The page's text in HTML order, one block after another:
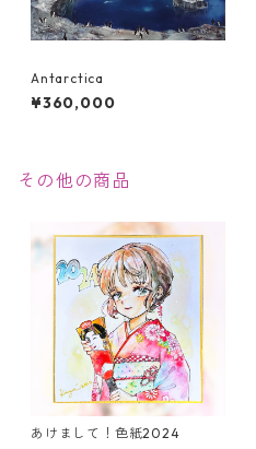
Antarctica
¥360,000
その他の商品
あけまして！色紙2024